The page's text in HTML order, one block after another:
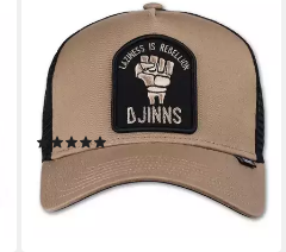
Trucker Cap Djinns HFT
Trucker Cap Rebellion
(Basecap, Basecap, Meshcap,
Trucker Kappe)
(1)
ab 28,90 €
lieferbar - in 3-4 Werktagen bei dir